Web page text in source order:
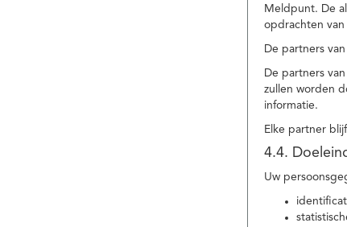
Meldpunt. De
opdrachten
De partners
De partners
zullen worden
informatie.
Elke partner
4.4.
Uw